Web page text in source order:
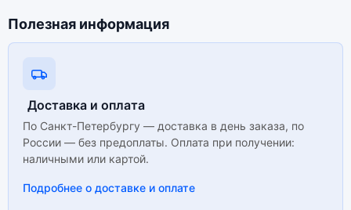
Полезная информация
Доставка и оплата
По Санкт-Петербургу — доставка в день заказа, по
России — без предоплаты. Оплата при получении:
наличными или картой.
Подробнее о доставке и оплате